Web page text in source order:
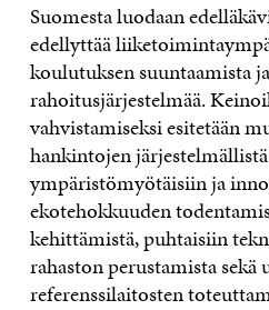
Suomesta luodaan
edellyttää
koulutuksen suuntaamista
rahoitusjärjestelmää.
vahvistamiseksi esitetään
hankintojen
ympäristömyötäisiin ja
ekotehokkuuden
kehittämistä, puhtaisiin
rahaston perustamista
referenssilaitosten